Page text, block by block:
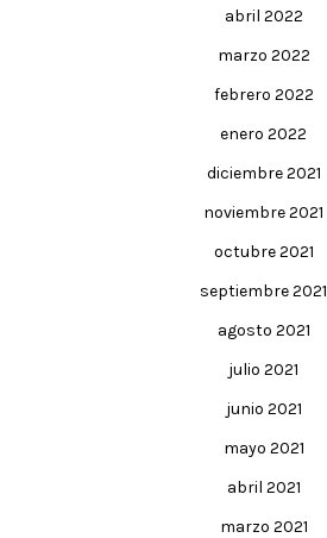
abril 2022
marzo 2022
febrero 2022
enero 2022
diciembre 2021
noviembre 2021
octubre 2021
septiembre 2021
agosto 2021
julio 2021
junio 2021
mayo 2021
abril 2021
marzo 2021